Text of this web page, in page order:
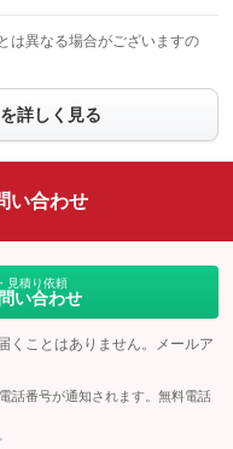
：装備あり
フロントカメラ
：装備なし
：装備なし
ルーフレール
：装備なし
：装備なし
は異なる場合がございますの
詳しく見る
い合わせ
見積り依頼
い合わせ
くことはありません。メールア
話番号が通知されます。無料電話